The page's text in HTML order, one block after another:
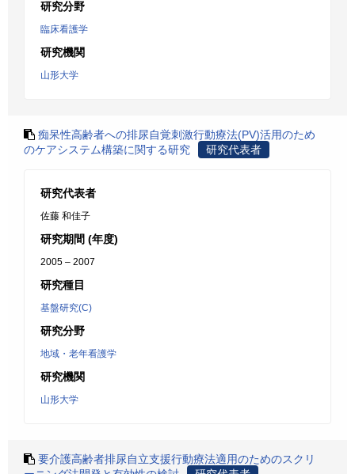
研究分野
臨床看護学
研究機関
山形大学
痴呆性高齢者への排尿自覚刺激行動療法(PV)活用のため
のケアシステム構築に関する研究
研究代表者
研究代表者
佐藤 和佳子
研究期間 (年度)
2005 – 2007
研究種目
基盤研究(C)
研究分野
地域・老年看護学
研究機関
山形大学
要介護高齢者排尿自立支援行動療法適用のためのスクリ